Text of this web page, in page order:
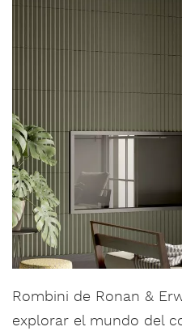
Rombini de Ronan &
explorar el mundo del